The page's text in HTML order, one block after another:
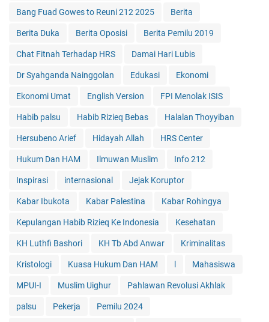
Bang Fuad Gowes to Reuni 212 2025 Berita
Berita Duka Berita Oposisi Berita Pemilu 2019
Chat Fitnah Terhadap HRS Damai Hari Lubis
Dr Syahganda Nainggolan Edukasi Ekonomi
Ekonomi Umat English Version FPI Menolak ISIS
Habib palsu Habib Rizieq Bebas Halalan Thoyyiban
Hersubeno Arief Hidayah Allah HRS Center
Hukum Dan HAM Ilmuwan Muslim Info 212
Inspirasi internasional Jejak Koruptor
Kabar Ibukota Kabar Palestina Kabar Rohingya
Kepulangan Habib Rizieq Ke Indonesia Kesehatan
KH Luthfi Bashori KH Tb Abd Anwar Kriminalitas
Kristologi Kuasa Hukum Dan HAM Mahasiswa
MPUI-I Muslim Uighur Pahlawan Revolusi Akhlak
palsu Pekerja Pemilu 2024